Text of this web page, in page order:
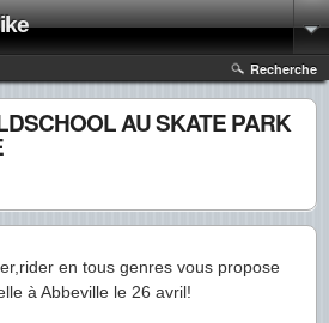
Recherche
AU SKATE PARK
en tous genres vous propose
à Abbeville le 26 avril!